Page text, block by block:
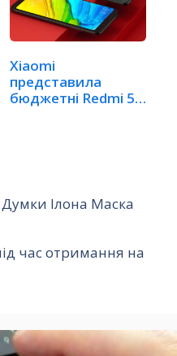
Xiaomi
представила
бюджетні Redmi 5 і
Думки Ілона Маска
час отримання на